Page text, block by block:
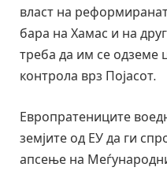
власт на
бара на Хамас и на
треба да им се одземе
контрола врз Појасот.
Европратениците
земјите од ЕУ да ги
апсење на